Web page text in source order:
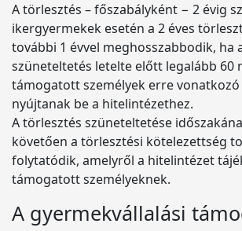
A törlesztés – főszabályként − 2 évig
ikergyermekek esetén a 2 éves
további 1 évvel meghosszabbodik, ha
szüneteltetés letelte előtt legalább 60
támogatott személyek erre
nyújtanak be a hitelintézethez.
A törlesztés szüneteltetése
követően a törlesztési kötelezettség
folytatódik, amelyről a hitelintézet
támogatott személyeknek.
A gyermekvállalási